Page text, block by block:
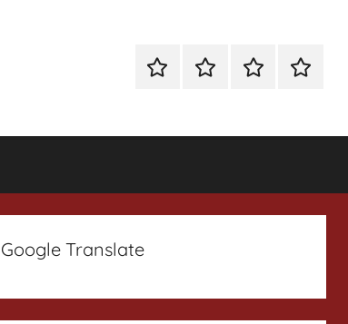
EspecialEnoturismoRanking
Google Translate